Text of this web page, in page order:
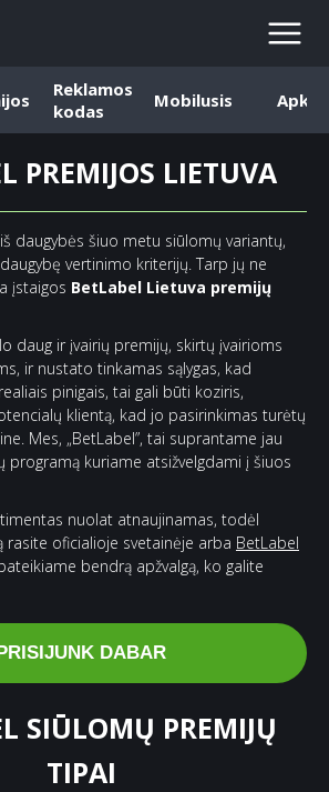
Reklamos
kodas
Mobilusis Apk
PREMIJOS LIETUVA
daugybės šiuo metu siūlomų variantų,
vertinimo kriterijų. Tarp jų ne
įstaigos BetLabel Lietuva premijų
daug ir įvairių premijų, skirtų įvairioms
ir nustato tinkamas sąlygas, kad
pinigais, tai gali būti koziris,
klientą, kad jo pasirinkimas turėtų
Mes, „BetLabel”, tai suprantame jau
programą kuriame atsižvelgdami į šiuos
nuolat atnaujinamas, todėl
rasite oficialioje svetainėje arba BetLabel
bendrą apžvalgą, ko galite
DABAR
SIŪLOMŲ PREMIJŲ
TIPAI